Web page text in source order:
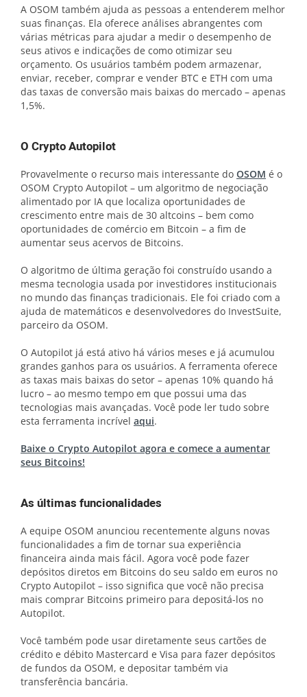
A OSOM também ajuda as pessoas a entenderem melhor
suas finanças. Ela oferece análises abrangentes com
várias métricas para ajudar a medir o desempenho de
seus ativos e indicações de como otimizar seu
orçamento. Os usuários também podem armazenar,
enviar, receber, comprar e vender BTC e ETH com uma
das taxas de conversão mais baixas do mercado – apenas
1,5%.
O Crypto Autopilot
Provavelmente o recurso mais interessante do OSOM é o
OSOM Crypto Autopilot – um algoritmo de negociação
alimentado por IA que localiza oportunidades de
crescimento entre mais de 30 altcoins – bem como
oportunidades de comércio em Bitcoin – a fim de
aumentar seus acervos de Bitcoins.
O algoritmo de última geração foi construído usando a
mesma tecnologia usada por investidores institucionais
no mundo das finanças tradicionais. Ele foi criado com a
ajuda de matemáticos e desenvolvedores do InvestSuite,
parceiro da OSOM.
O Autopilot já está ativo há vários meses e já acumulou
grandes ganhos para os usuários. A ferramenta oferece
as taxas mais baixas do setor – apenas 10% quando há
lucro – ao mesmo tempo em que possui uma das
tecnologias mais avançadas. Você pode ler tudo sobre
esta ferramenta incrível aqui.
Baixe o Crypto Autopilot agora e comece a aumentar
seus Bitcoins!
As últimas funcionalidades
A equipe OSOM anunciou recentemente alguns novas
funcionalidades a fim de tornar sua experiência
financeira ainda mais fácil. Agora você pode fazer
depósitos diretos em Bitcoins do seu saldo em euros no
Crypto Autopilot – isso significa que você não precisa
mais comprar Bitcoins primeiro para depositá-los no
Autopilot.
Você também pode usar diretamente seus cartões de
crédito e débito Mastercard e Visa para fazer depósitos
de fundos da OSOM, e depositar também via
transferência bancária.